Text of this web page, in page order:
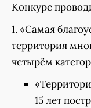
Конкурс
1. «Самая
территория
четырём
15 лет